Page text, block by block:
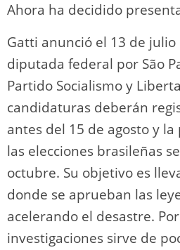
Ahora ha decidido
Gatti anunció el 13 de
diputada federal por São
Partido Socialismo y
candidaturas deberán
antes del 15 de agosto y
las elecciones brasileñas
octubre. Su objetivo es
donde se aprueban las
acelerando el desastre.
investigaciones sirve de